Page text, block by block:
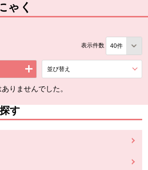
ゃく
表示件数
並び替え
りませんでした。
す